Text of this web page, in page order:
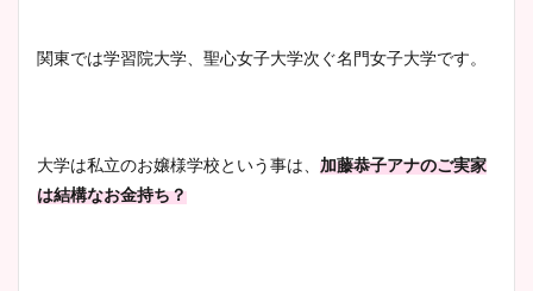
関東では学習院大学、聖心女子大学次ぐ名門女子大学です。
大学は私立のお嬢様学校という事は、 加藤恭子アナのご実家
は結構なお金持ち？